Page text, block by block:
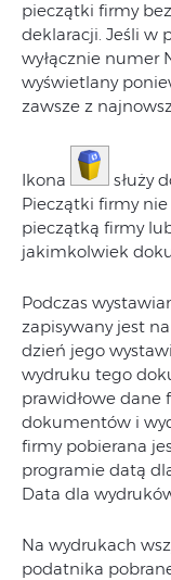
pieczątki firmy
deklaracji. Jeśli w
wyłącznie numer
wyświetlany
zawsze z
Ikona
służy
Pieczątki firmy
pieczątką firmy
jakimkolwiek
Podczas
zapisywany jest
dzień jego
wydruku tego
prawidłowe dane
dokumentów i
firmy pobierana
programie datą
Data dla
Na wydrukach
podatnika